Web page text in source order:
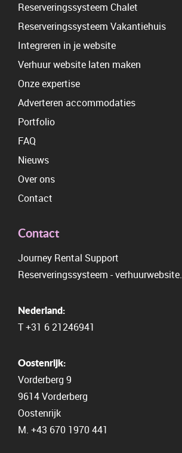
Reserveringssysteem Chalet
Reserveringssysteem Vakantiehuis
Integreren in je website
Verhuur website laten maken
Onze expertise
Adverteren accommodaties
Portfolio
FAQ
Nieuws
Over ons
Contact
Contact
Journey Rental Support
Reserveringssysteem -verhuurwebsite.
Nederland:
T+31 6 21246941
Oostenrijk:
Vorderberg 9
9614 Vorderberg
Oostenrijk
M. +43 670 1970 441
+43 670 1970 441
info@journeyrentalsupport.nl
Stuur een bericht
Contactformulier